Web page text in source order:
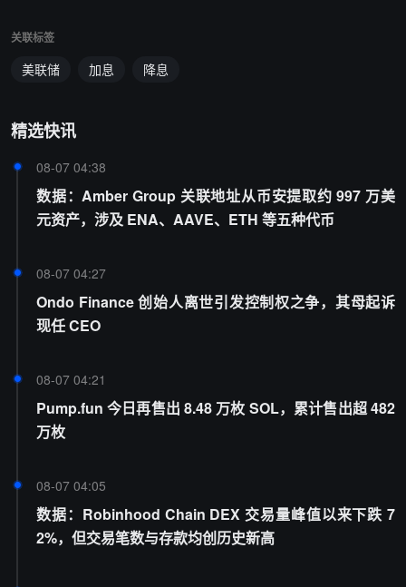
关联标签
美联储 加息 降息
精选快讯
08-07 04:38
数据：Amber Group 关联地址从币安提取约 997 万美
元资产，涉及 ENA、AAVE、ETH 等五种代币
08-07 04:27
Ondo Finance 创始人离世引发控制权之争，其母起诉
现任 CEO
08-07 04:21
Pump.fun 今日再售出 8.48 万枚 SOL，累计售出超 482
万枚
08-07 04:05
数据：Robinhood Chain DEX 交易量峰值以来下跌 7
2%，但交易笔数与存款均创历史新高